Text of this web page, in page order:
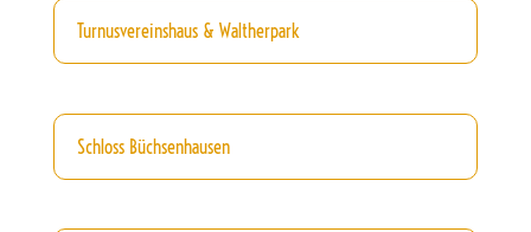
Turnusvereinshaus & Waltherpark
Schloss Büchsenhausen